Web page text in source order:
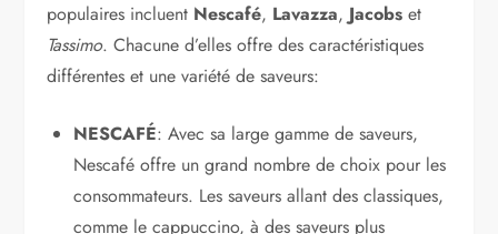
populaires incluent Nescafé, Lavazza, Jacobs et
Tassimo. Chacune d’elles offre des caractéristiques
différentes et une variété de saveurs:
NESCAFÉ: Avec sa large gamme de saveurs,
Nescafé offre un grand nombre de choix pour les
consommateurs. Les saveurs allant des classiques,
comme le cappuccino, à des saveurs plus